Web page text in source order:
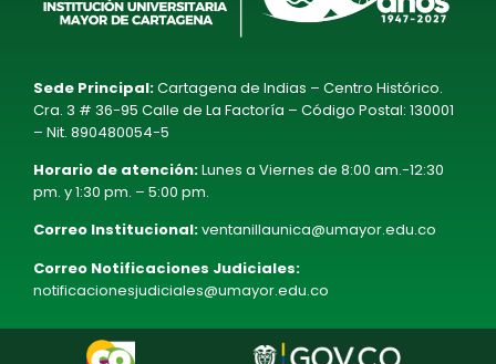
Sede Principal:Cartagena de Indias – Centro Histórico.
Cra. 3 # 36-95 Calle de La Factoría – Código Postal: 130001
– Nit. 890480054-5
Horario de atención:Lunes a Viernes de 8:00 am.-12:30
pm. y 1:30 pm. – 5:00 pm.
Correo Institucional:ventanillaunica@umayor.edu.co
Correo Notificaciones Judiciales:
notificacionesjudiciales@umayor.edu.co